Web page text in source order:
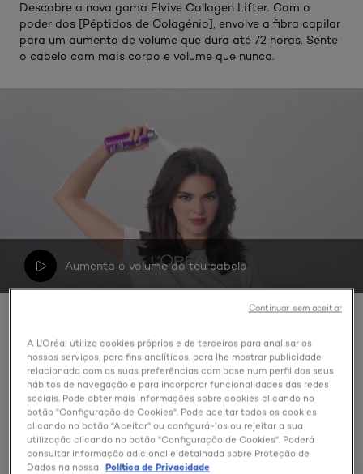
Descobre a nova gama Elvive Collagen Lifter. Com o
poder dos [Péptidos de Colagénio], envolve a fibra capilar
para um aumento de volume que dura até 72 horas. Sente
o cabelo com mais corpo e volume que nunca.
Aumenta o volume do teu cabelo
COLLAGEN LIFTER
AUMENTA O VOLUME COM A NOVA ROTINA DE
A L'Oréal utiliza cookies próprios e de terceiros para analisar os
nossos serviços, para fins analíticos, para lhe mostrar publicidade
relacionada com as suas preferências com base num perfil dos seus
hábitos de navegação e para incorporar funcionalidades das redes
sociais. Pode obter mais informações sobre cookies clicando no
botão "Configuração de Cookies". Pode aceitar todos os cookies
clicando no botão "Aceitar" ou configurá-los ou rejeitar a sua
utilização clicando no botão "Configuração de Cookies". Poderá
consultar informação adicional e detalhada sobre Proteção de
Dados na nossa
Política de Privacidade
Continuar sem aceitar